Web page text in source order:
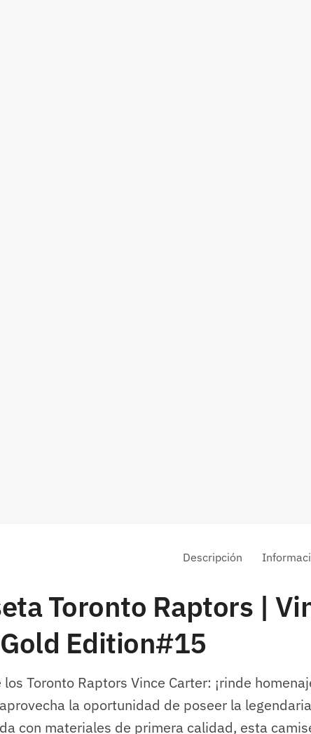
Descripción
Toronto Raptors |
Edition#15
los Toronto Raptors Vince Carter: ¡rinde
la oportunidad de poseer la
con materiales de primera calidad, esta